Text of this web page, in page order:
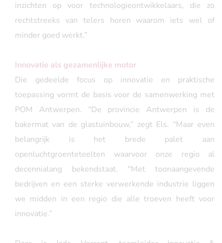
inzichten op voor technologieontwikkelaars, die zo
rechtstreeks van telers horen waarom iets wel of
minder goed werkt.”
Innovatie als gezamenlijke motor
Die gedeelde focus op innovatie en praktische
toepassing vormt de basis voor de samenwerking met
POM Antwerpen. “De provincie Antwerpen is de
bakermat van de glastuinbouw,” zegt Els. “Maar even
belangrijk is het brede palet aan
openluchtgroenteteelten waarvoor onze regio al
decennialang bekendstaat. “Met toonaangevende
bedrijven en een sterke verwerkende industrie liggen
we midden in een regio die alle troeven heeft voor
innovatie.”